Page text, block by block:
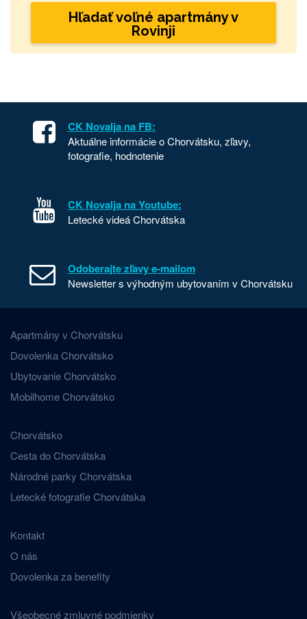
Hľadať voľné apartmány v
Rovinji
CK Novalja na FB:
Aktuálne informácie o Chorvátsku, zľavy,
fotografie, hodnotenie
CK Novalja na Youtube:
Letecké videá Chorvátska
Odoberajte zľavy e-mailom
Newsletter s výhodným ubytovaním v Chorvátsku
Apartmány v Chorvátsku
Dovolenka Chorvátsko
Ubytovanie Chorvátsko
Mobilhome Chorvátsko
Chorvátsko
Cesta do Chorvátska
Národné parky Chorvátska
Letecké fotografie Chorvátska
Kontakt
O nás
Dovolenka za benefity
Všeobecné zmluvné podmienky